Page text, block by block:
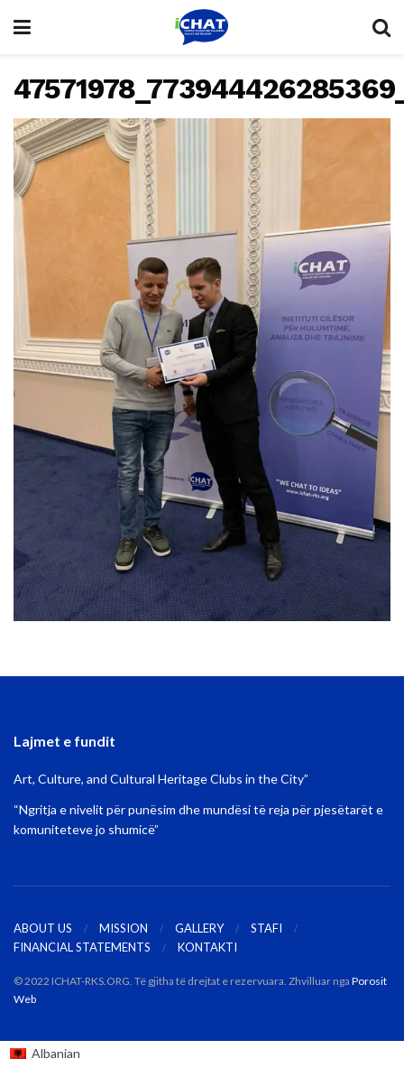
Lajmet e fundit
Art, Culture, and Cultural Heritage Clubs in the City”
“Ngritja e nivelit për punësim dhe mundësi të reja për pjesëtarët e
komuniteteve jo shumicë”
ABOUT US MISSION GALLERY
STAFI
FINANCIAL STATEMENTS
KONTAKTI
© 2022 ICHAT-RKS.ORG. Të gjitha të drejtat e rezervuara. Zhvilluar nga Porosit
Web
Albanian